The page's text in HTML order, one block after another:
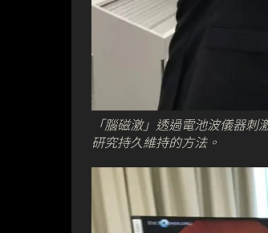
「腦磁激」透過電池波儀器
研究持久維持的方法。